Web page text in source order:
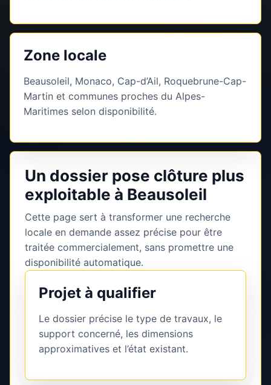
Zone locale
Beausoleil, Monaco, Cap-d’Ail, Roquebrune-Cap-
Martin et communes proches du Alpes-
Maritimes selon disponibilité.
Un dossier pose clôture plus
exploitable à Beausoleil
Cette page sert à transformer une recherche
locale en demande assez précise pour être
traitée commercialement, sans promettre une
disponibilité automatique.
Projet à qualifier
Le dossier précise le type de travaux, le
support concerné, les dimensions
approximatives et l’état existant.